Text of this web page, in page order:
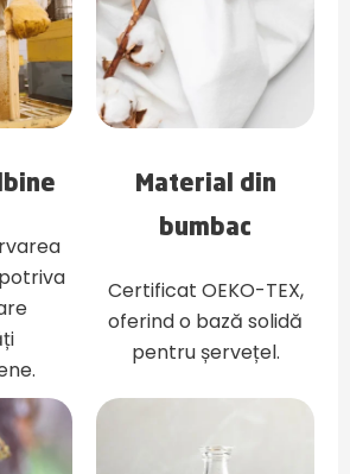
Material din
bumbac
Certificat OEKO-TEX,
oferind o bază solidă
pentru șervețel.